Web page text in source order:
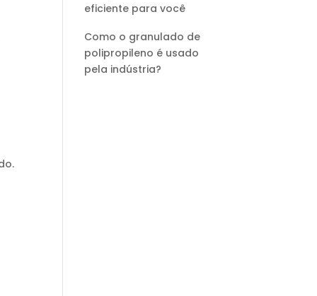
eficiente para você
Como o granulado de
polipropileno é usado
pela indústria?